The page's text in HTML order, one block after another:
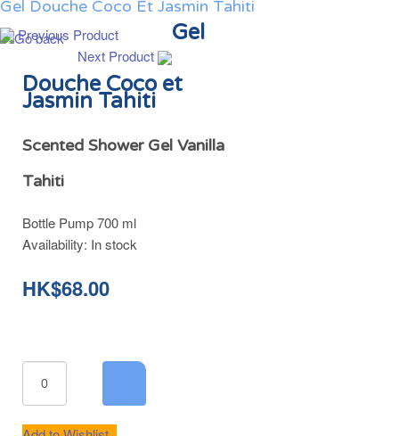
Gel Douche Coco Et Jasmin Tahiti
Previous Product
Next Product
Gel
Douche Coco et
Jasmin Tahiti
Scented Shower Gel Vanilla
Tahiti
Bottle Pump 700 ml
Availability: In stock
HK$68.00